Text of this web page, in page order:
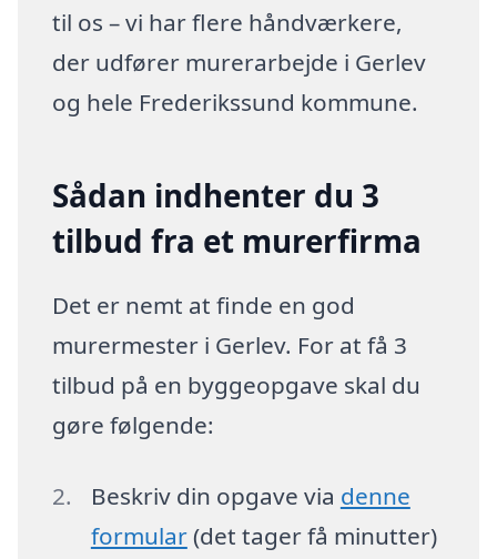
til os – vi har flere håndværkere,
der udfører murerarbejde i Gerlev
og hele Frederikssund kommune.
Sådan indhenter du 3
tilbud fra et murerfirma
Det er nemt at finde en god
murermester i Gerlev. For at få 3
tilbud på en byggeopgave skal du
gøre følgende:
Beskriv din opgave via denne
formular(det tager få minutter)